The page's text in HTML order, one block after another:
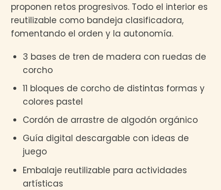
proponen retos progresivos. Todo el interior es
reutilizable como bandeja clasificadora,
fomentando el orden y la autonomía.
3 bases de tren de madera con ruedas de
corcho
11 bloques de corcho de distintas formas y
colores pastel
Cordón de arrastre de algodón orgánico
Guía digital descargable con ideas de
juego
Embalaje reutilizable para actividades
artísticas